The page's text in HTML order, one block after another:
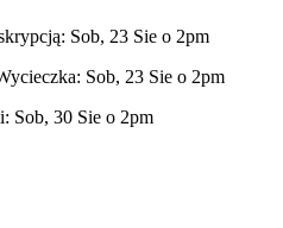
Sob, 23 Sie o 2pm
Sob, 23 Sie o 2pm
Sob, 30 Sie o 2pm